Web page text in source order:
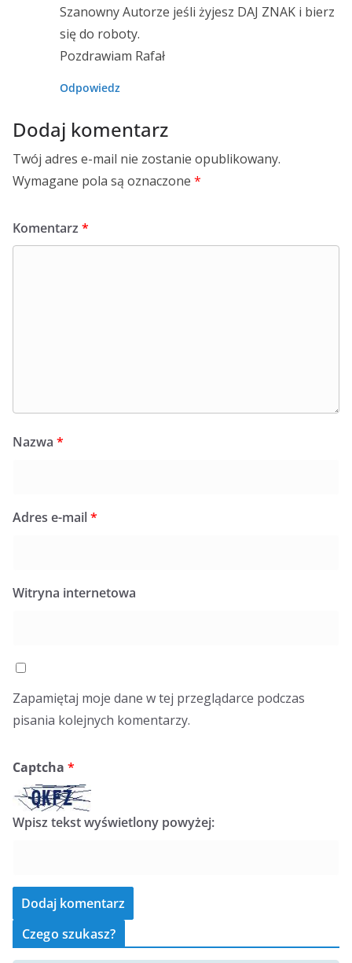
Szanowny Autorze jeśli żyjesz DAJ ZNAK i bierz
się do roboty.
Pozdrawiam Rafał
Odpowiedz
Dodaj komentarz
Twój adres e-mail nie zostanie opublikowany.
Wymagane pola są oznaczone *
Komentarz *
Nazwa *
Adres e-mail*
Witryna internetowa
Zapamiętaj moje dane w tej przeglądarce podczas
pisania kolejnych komentarzy.
Captcha *
Wpisz tekst wyświetlony powyżej:
Czego szukasz?